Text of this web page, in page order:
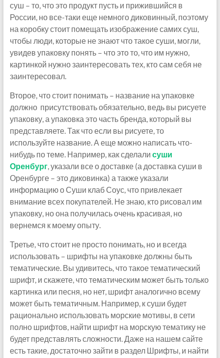
суш – то, что это продукт пусть и прижившийся в
России, но все-таки еще немного диковинный, поэтому
на коробку стоит помещать изображение самих суш,
чтобы люди, которые не знают что такое суши, могли,
увидев упаковку понять – что это то, что им нужно,
картинкой нужно заинтересовать тех, кто сам себя не
заинтересовал.
Второе, что стоит понимать – название на упаковке
должно присутствовать обязательно, ведь вы рисуете
упаковку, а упаковка это часть бренда, который вы
представляете. Так что если вы рисуете, то
используйте название. А еще можно написать что-
нибудь по теме. Например, как сделали суши
Оренбург, указали все о доставке (а доставка суши в
Оренбурге – это диковинка) а также указали
информацию о Суши клаб Соус, что привлекает
внимание всех покупателей. Не знаю, кто рисовал им
упаковку, но она получилась очень красивая, но
вернемся к моему опыту.
Третье, что стоит не просто понимать, но и всегда
использовать – шрифты на упаковке должны быть
тематические. Вы удивитесь, что такое тематический
шрифт, и скажете, что тематическим может быть только
картинка или песня, но нет, шрифт аналогично всему
может быть тематичным. Например, к суши будет
рационально использовать морские мотивы, в сети
полно шрифтов, найти шрифт на морскую тематику не
будет представлять сложности. Даже на нашем сайте
есть такие, достаточно зайти в раздел Шрифты, и найти